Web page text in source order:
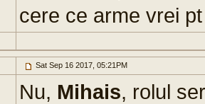
cere ce arme vrei
Sat Sep 16 2017, 05:21PM
Nu, Mihais, rolul